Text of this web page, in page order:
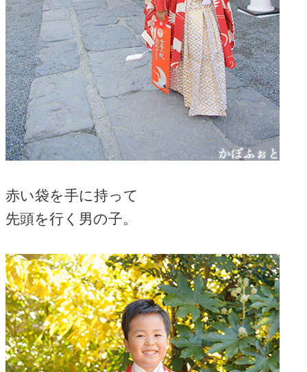
赤い袋を手に持って
先頭を行く男の子。